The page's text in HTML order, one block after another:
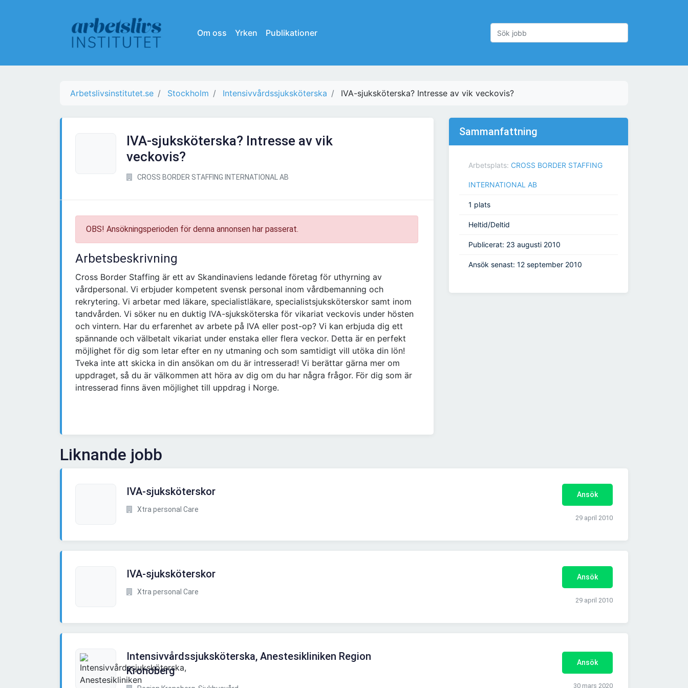
Om oss Yrken Publikationer
Arbetslivsinstitutet.se Stockholm Intensivvårdssjuksköterska IVA-sjuksköterska? Intresse av vik veckovis?
IVA-sjuksköterska? Intresse av vik
veckovis?
CROSS BORDER STAFFING INTERNATIONAL AB
OBS! Ansökningsperioden för denna annonsen har passerat.
Arbetsbeskrivning
Cross Border Staffing är ett av Skandinaviens ledande företag för uthyrning av
vårdpersonal. Vi erbjuder kompetent svensk personal inom vårdbemanning och
rekrytering. Vi arbetar med läkare, specialistläkare, specialistsjuksköterskor samt inom
tandvården. Vi söker nu en duktig IVA-sjuksköterska för vikariat veckovis under hösten
och vintern. Har du erfarenhet av arbete på IVA eller post-op? Vi kan erbjuda dig ett
spännande och välbetalt vikariat under enstaka eller flera veckor. Detta är en perfekt
möjlighet för dig som letar efter en ny utmaning och som samtidigt vill utöka din lön!
Tveka inte att skicka in din ansökan om du är intresserad! Vi berättar gärna mer om
uppdraget, så du är välkommen att höra av dig om du har några frågor. För dig som är
intresserad finns även möjlighet till uppdrag i Norge.
Sammanfattning
Arbetsplats: CROSS BORDER STAFFING
INTERNATIONAL AB
1 plats
Heltid/Deltid
Publicerat: 23 augusti 2010
Ansök senast: 12 september 2010
Liknande jobb
IVA-sjuksköterskor
Xtra personal Care
Ansök
29 april 2010
IVA-sjuksköterskor
Xtra personal Care
Ansök
29 april 2010
Intensivvårdssjuksköterska, Anestesikliniken Region
Kronoberg
Ansök
30 mars 2020